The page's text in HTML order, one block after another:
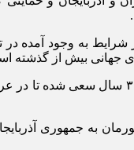
به وجود آمده
عاملی به سالگرد سه دهه روابط حسنه
به جمهوری